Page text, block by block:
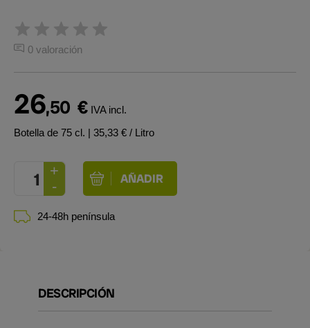
0 valoración
26,50 € IVA incl.
Botella de 75 cl. | 35,33 € / Litro
24-48h península
DESCRIPCIÓN